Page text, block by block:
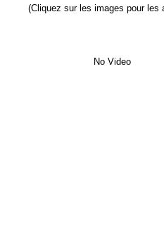
(Cliquez sur les images pour les
No Video